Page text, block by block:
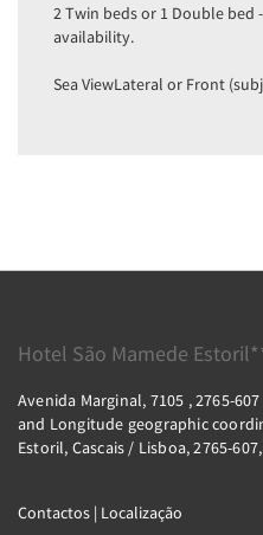
2 Twin beds or 1 Double bed
availability.
Sea ViewLateral or Front
Hotel São Mamede
Avenida Marginal, 7105 , 2765-
and Longitude geographic
Estoril, Cascais / Lisboa, 2765-
Contactos | Localização